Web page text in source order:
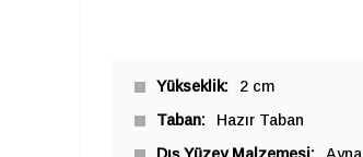
Yükseklik
2 cm
Taban
Hazır Taban